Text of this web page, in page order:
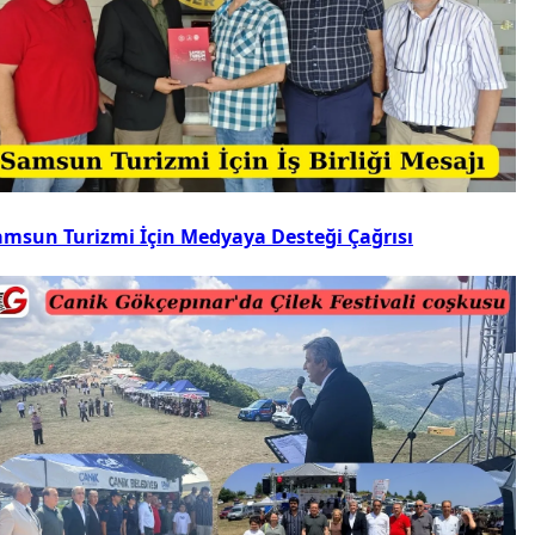
Turizmi İçin Medyaya Desteği Çağrısı